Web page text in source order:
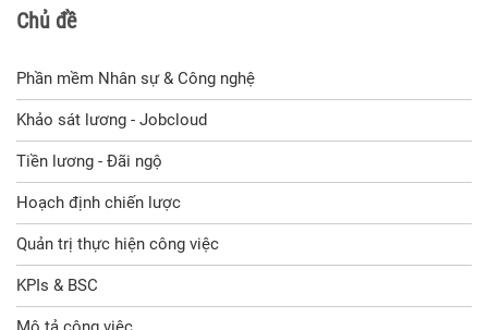
Chủ đề
Phần mềm Nhân sự & Công nghệ
Khảo sát lương - Jobcloud
Tiền lương - Đãi ngộ
Hoạch định chiến lược
Quản trị thực hiện công việc
KPIs & BSC